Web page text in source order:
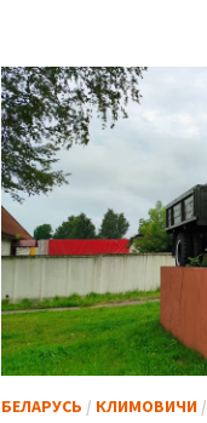
БЕЛАРУСЬ / КЛИМОВИЧИ/